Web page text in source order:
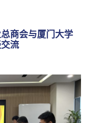
商会与厦门大学
流